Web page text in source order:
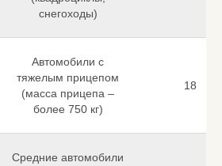
снегоходы)
Автомобили с
тяжелым прицепом
(масса прицепа –
более 750 кг)
18
Средние автомобили